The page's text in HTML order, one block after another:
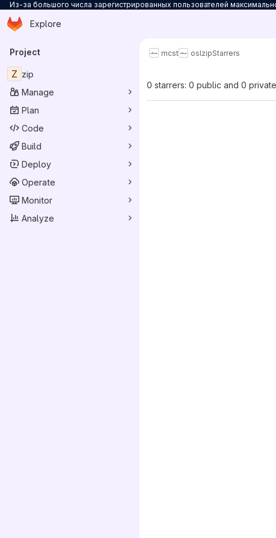
Из-за большого числа зарегистрированных пользователей
Skip to main content
Homepage
Explore
Primary navigation
Project
Z zip
Manage
Plan
Code
Build
Deploy
Operate
Monitor
Analyze
mcst oslzipStarrers
0 starrers: 0 public and 0 private